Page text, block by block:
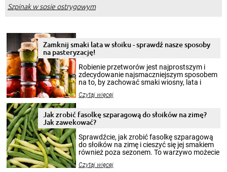
Szpinak w sosie ostrygowym
Zamknij smaki lata w słoiku - sprawdź nasze sposoby
na pasteryzację!
Robienie przetworów jest najprostszym i
zdecydowanie najsmaczniejszym sposobem
na to, by zachować smaki wiosny, lata i
krajobrazów, by cieszyć nimi oko w sezonie
pełni poczuć atmosferę cieplejszych
miesięcy. Przygotowanie słoików ze
patenty, które pozwolą zachować świeżość
przetworów.
Czytaj więcej
Jak zrobić fasolkę szparagową do słoików na zimę?
Jak zawekować?
Sprawdźcie, jak zrobić fasolkę szparagową
do słoików na zimę i cieszyć się jej smakiem
również poza sezonem. To warzywo możecie
nasze propozycje!
Czytaj więcej